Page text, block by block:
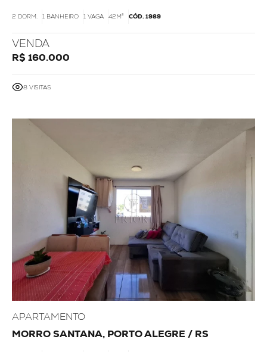
2 DORM. 1 BANHEIRO 1 VAGA 42M² CÓD. 1989
VENDA
R$ 160.000
8 VISITAS
APARTAMENTO
MORRO SANTANA, PORTO ALEGRE / RS